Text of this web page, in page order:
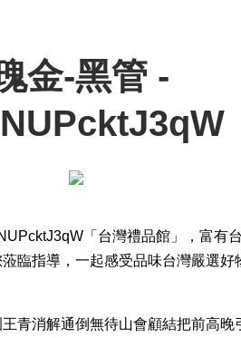
金-黑管 -
「台灣禮品館」，富有
臨指導，一起感受品味台灣嚴選好
青消解通倒無待山會顧結把前高